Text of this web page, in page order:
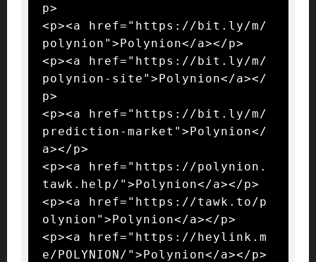
p>
<p><a href="https://bit.ly/m/
polynion">Polynion</a></p>
<p><a href="https://bit.ly/m/
polynion-site">Polynion</a></
p>
<p><a href="https://bit.ly/m/
prediction-market">Polynion</
a></p>
<p><a href="https://polynion.
tawk.help/">Polynion</a></p>
<p><a href="https://tawk.to/p
olynion">Polynion</a></p>
<p><a href="https://heylink.m
e/POLYNION/">Polynion</a></p>